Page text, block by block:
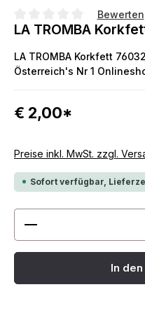
Durchschnittliche
Bewerten
LA TROMBA
LA TROMBA Korkfett
Österreich's Nr 1
€ 2,00*
Preise inkl. MwSt. zzgl.
Sofort verfügbar,
Produkt Anzahl: Gib
In